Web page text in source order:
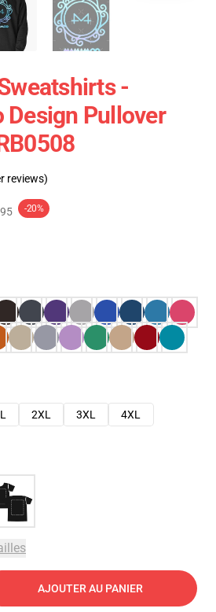
-
Design Pullover
reviews)
-20%
2XL 3XL
4XL
AJOUTER AU PANIER